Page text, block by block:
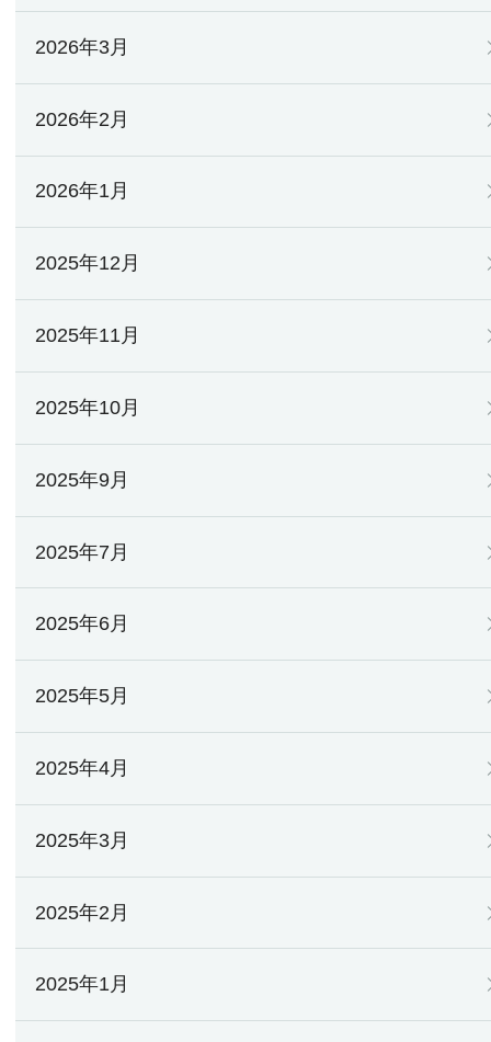
2026年3月
2026年2月
2026年1月
2025年12月
2025年11月
2025年10月
2025年9月
2025年7月
2025年6月
2025年5月
2025年4月
2025年3月
2025年2月
2025年1月